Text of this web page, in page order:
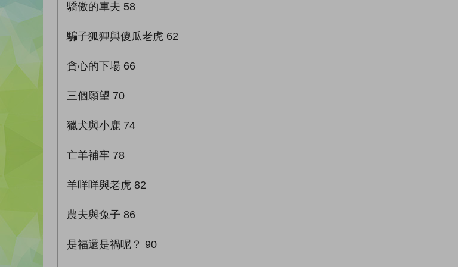
驕傲的車夫 58
騙子狐狸與傻瓜老虎 62
貪心的下場 66
三個願望 70
獵犬與小鹿 74
亡羊補牢 78
羊咩咩與老虎 82
農夫與兔子 86
是福還是禍呢？ 90